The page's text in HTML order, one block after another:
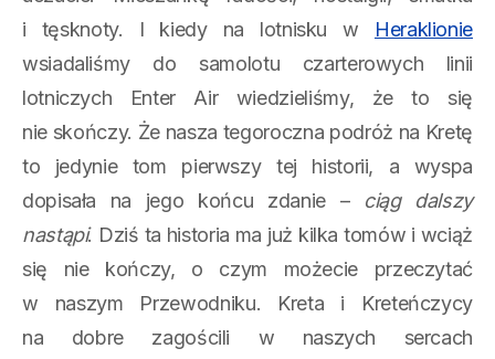
i tęsknoty. I kiedy na lotnisku w Heraklionie
wsiadaliśmy do samolotu czarterowych linii
lotniczych Enter Air wiedzieliśmy, że to się
nie skończy. Że nasza tegoroczna podróż na Kretę
to jedynie tom pierwszy tej historii, a wyspa
dopisała na jego końcu zdanie –
ciąg dalszy
nastąpi. Dziś ta historia ma już kilka tomów i wciąż
się nie kończy, o czym możecie przeczytać
w naszym Przewodniku. Kreta i Kreteńczycy
na dobre zagościli w naszych sercach